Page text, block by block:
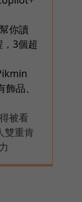
你讀
3個超
品、
被看
雙重肯